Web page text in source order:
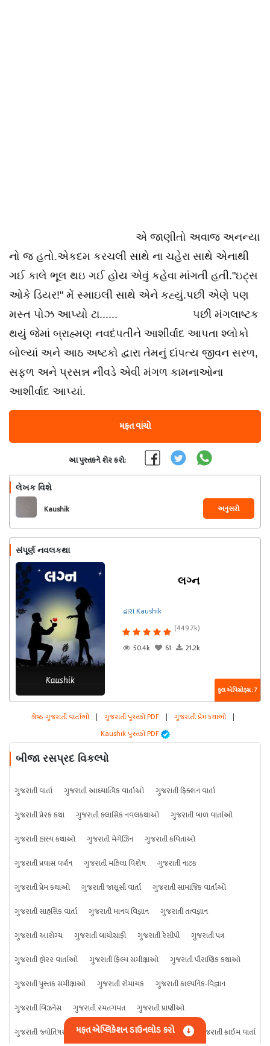
એ જાણીતો અવાજ અનન્યા
નો જ હતો.એકદમ કરચલી સાથે ના ચહેરા સાથે એનાથી
ગઈ કાલે ભૂલ થઇ ગઈ હોય એવું કહેવા માંગતી હતી."ઇટ્સ
ઓકે ડિયર!" મેં સ્માઇલી સાથે એને કહ્યું.પછી એણે પણ
મસ્ત પોઝ આપ્યો ટા...... પછી મંગલાષ્ટક
થયું જેમાં બ્રાહ્મણ નવદંપતીને આશીર્વાદ આપતા શ્લોકો
બોલ્યાં અને આઠ અષ્ટકો દ્વારા તેમનું દાંપત્ય જીવન સરળ,
સફળ અને પ્રસન્ન નીવડે એવી મંગળ કામનાઓના
આશીર્વાદ આપ્યાં.
મફત વાંચો
આ પુસ્તકને શેર કરો:
લેખક વિશે
Kaushik અનુસરો
સંપૂર્ણ નવલકથા
લગ્ન
દ્વારા Kaushik
(449.7k)
50.4k
61 21.2k
કુલ એપિસોડ્સ : 7
શ્રેષ્ઠ ગુજરાતી વાર્તાઓ | ગુજરાતી પુસ્તકો PDF | ગુજરાતી પ્રેમ કથાઓ |
Kaushik પુસ્તકો PDF
બીજા રસપ્રદ વિકલ્પો
ગુજરાતી વાર્તા ગુજરાતી આધ્યાત્મિક વાર્તાઓ
ગુજરાતી ફિક્શન વાર્તા
ગુજરાતી પ્રેરક કથા
ગુજરાતી ક્લાસિક નવલકથાઓ
ગુજરાતી બાળ વાર્તાઓ
ગુજરાતી હાસ્ય કથાઓ
ગુજરાતી મેગેઝિન
ગુજરાતી કવિતાઓ
ગુજરાતી પ્રવાસ વર્ણન
ગુજરાતી મહિલા વિશેષ
ગુજરાતી નાટક
ગુજરાતી પ્રેમ કથાઓ
ગુજરાતી જાસૂસી વાર્તા
ગુજરાતી સામાજિક વાર્તાઓ
ગુજરાતી સાહસિક વાર્તા
ગુજરાતી માનવ વિજ્ઞાન
ગુજરાતી તત્વજ્ઞાન
ગુજરાતી આરોગ્ય
ગુજરાતી બાયોગ્રાફી ગુજરાતી રેસીપી
ગુજરાતી પત્ર
ગુજરાતી હૉરર વાર્તાઓ
ગુજરાતી ફિલ્મ સમીક્ષાઓ
ગુજરાતી પૌરાણિક કથાઓ
ગુજરાતી પુસ્તક સમીક્ષાઓ
ગુજરાતી રોમાંચક
ગુજરાતી કાલ્પનિક-વિજ્ઞાન
ગુજરાતી બિઝનેસ
ગુજરાતી રમતગમત
ગુજરાતી પ્રાણીઓ
ગુજરાતી જ્યોતિષશાસ્ત્ર
ગુજરાતી વિજ્ઞાન ગુજરાતી કંઈપણ ગુજરાતી ક્રાઇમ વાર્તા
મફત એપ્લિકેશન ડાઉનલોડ કરો